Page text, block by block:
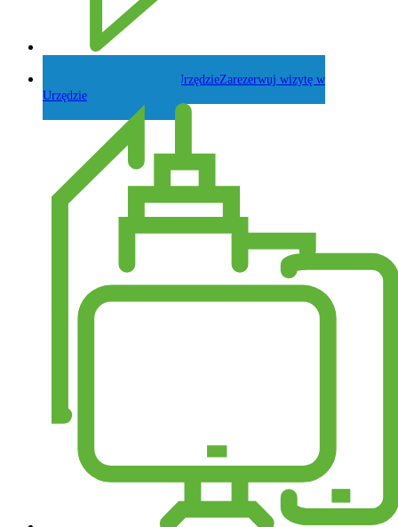
Zarezerwuj wizytę w
Urzędzie